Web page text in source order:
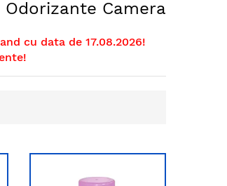
Odorizante Camera
cu data de 17.08.2026!